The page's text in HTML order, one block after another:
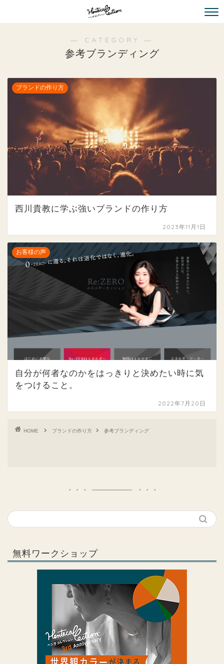
― CATEGORY ―
参考ブランディング
ブランドの作り方
西川貴教に学ぶ強いブランドの作り方
2023年11月1日
お客様の声
自分が何者なのかをはっきりと決めたい時に気
をつけること。
2022年7月20日
HOME ブランドの作り方 参考ブランディング
無料ワークショップ